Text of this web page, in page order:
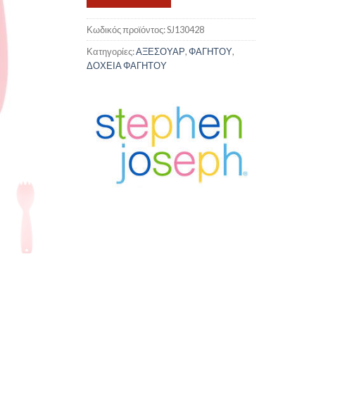
Κωδικός προϊόντος:SJ130428
Κατηγορίες:ΑΞΕΣΟΥΑΡ,ΦΑΓΗΤΟΥ,
ΔΟΧΕΙΑ ΦΑΓΗΤΟΥ